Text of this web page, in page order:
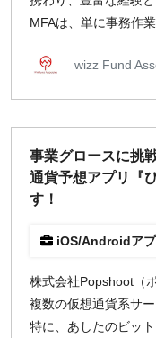
1,500円 以上
¥2,000
指定
MFAは、単に事務作業
wizz Fund
事業グロースに挑
通貨予想アプリ『
す！
iOS/Androidア
株式会社Popshoot（
複数の仮想通貨系サ
特に、あしたのビッ